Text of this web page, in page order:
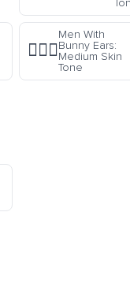
👯🏽‍♂️
Men With
Bunny Ears:
Medium Skin
Tone